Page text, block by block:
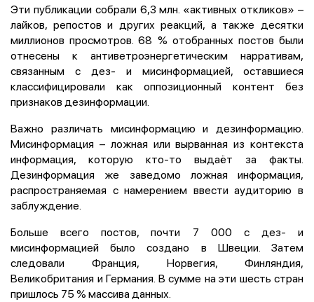
Эти публикации собрали 6,3 млн. «активных откликов» –
лайков, репостов и других реакций, а также десятки
миллионов просмотров. 68 % отобранных постов были
отнесены к антиветроэнергетическим нарративам,
связанным с дез- и мисинформацией, оставшиеся
классифицировали как оппозиционный контент без
признаков дезинформации.
Важно различать мисинформацию и дезинформацию.
Мисинформация – ложная или вырванная из контекста
информация, которую кто-то выдаёт за факты.
Дезинформация же заведомо ложная информация,
распространяемая с намерением ввести аудиторию в
заблуждение.
Больше всего постов, почти 7 000 с дез- и
мисинформацией было создано в Швеции. Затем
следовали Франция, Норвегия, Финляндия,
Великобритания и Германия. В сумме на эти шесть стран
пришлось 75 % массива данных.